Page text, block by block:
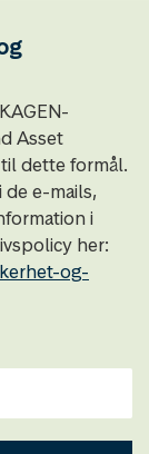
Asset
dette formål.
e-mails,
i
her:
og-